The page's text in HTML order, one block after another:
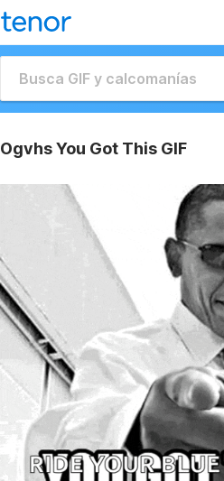
Ogvhs You Got This GIF